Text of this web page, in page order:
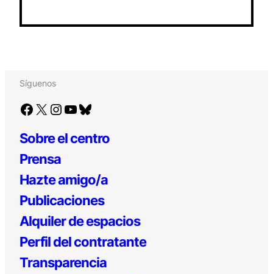
Síguenos
Facebook X Instagram YouTube Bluesky
Sobre el centro
Prensa
Hazte amigo/a
Publicaciones
Alquiler de espacios
Perfil del contratante
Transparencia